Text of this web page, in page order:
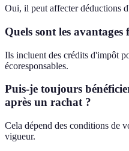
Oui, il peut affecter déductions
Quels sont les
Ils incluent des crédits d'impôt
écoresponsables.
Puis-je toujours
après un rachat ?
Cela dépend des conditions de
vigueur.